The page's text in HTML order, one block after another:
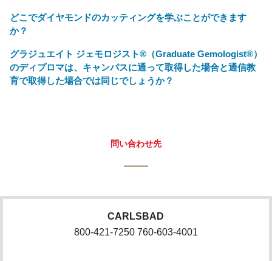
どこでダイヤモンドのカッティングを学ぶことができます
か？
グラジュエイト ジェモロジスト®（Graduate Gemologist®）
のディプロマは、キャンパスに通って取得した場合と通信教
育で取得した場合では同じでしょうか？
問い合わせ先
CARLSBAD
800-421-7250 760-603-4001